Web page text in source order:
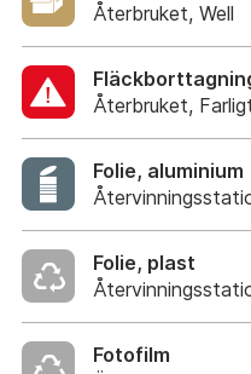
Återbruket, Well
Återbruket,
Folie, aluminium
Folie, plast
Fotofilm